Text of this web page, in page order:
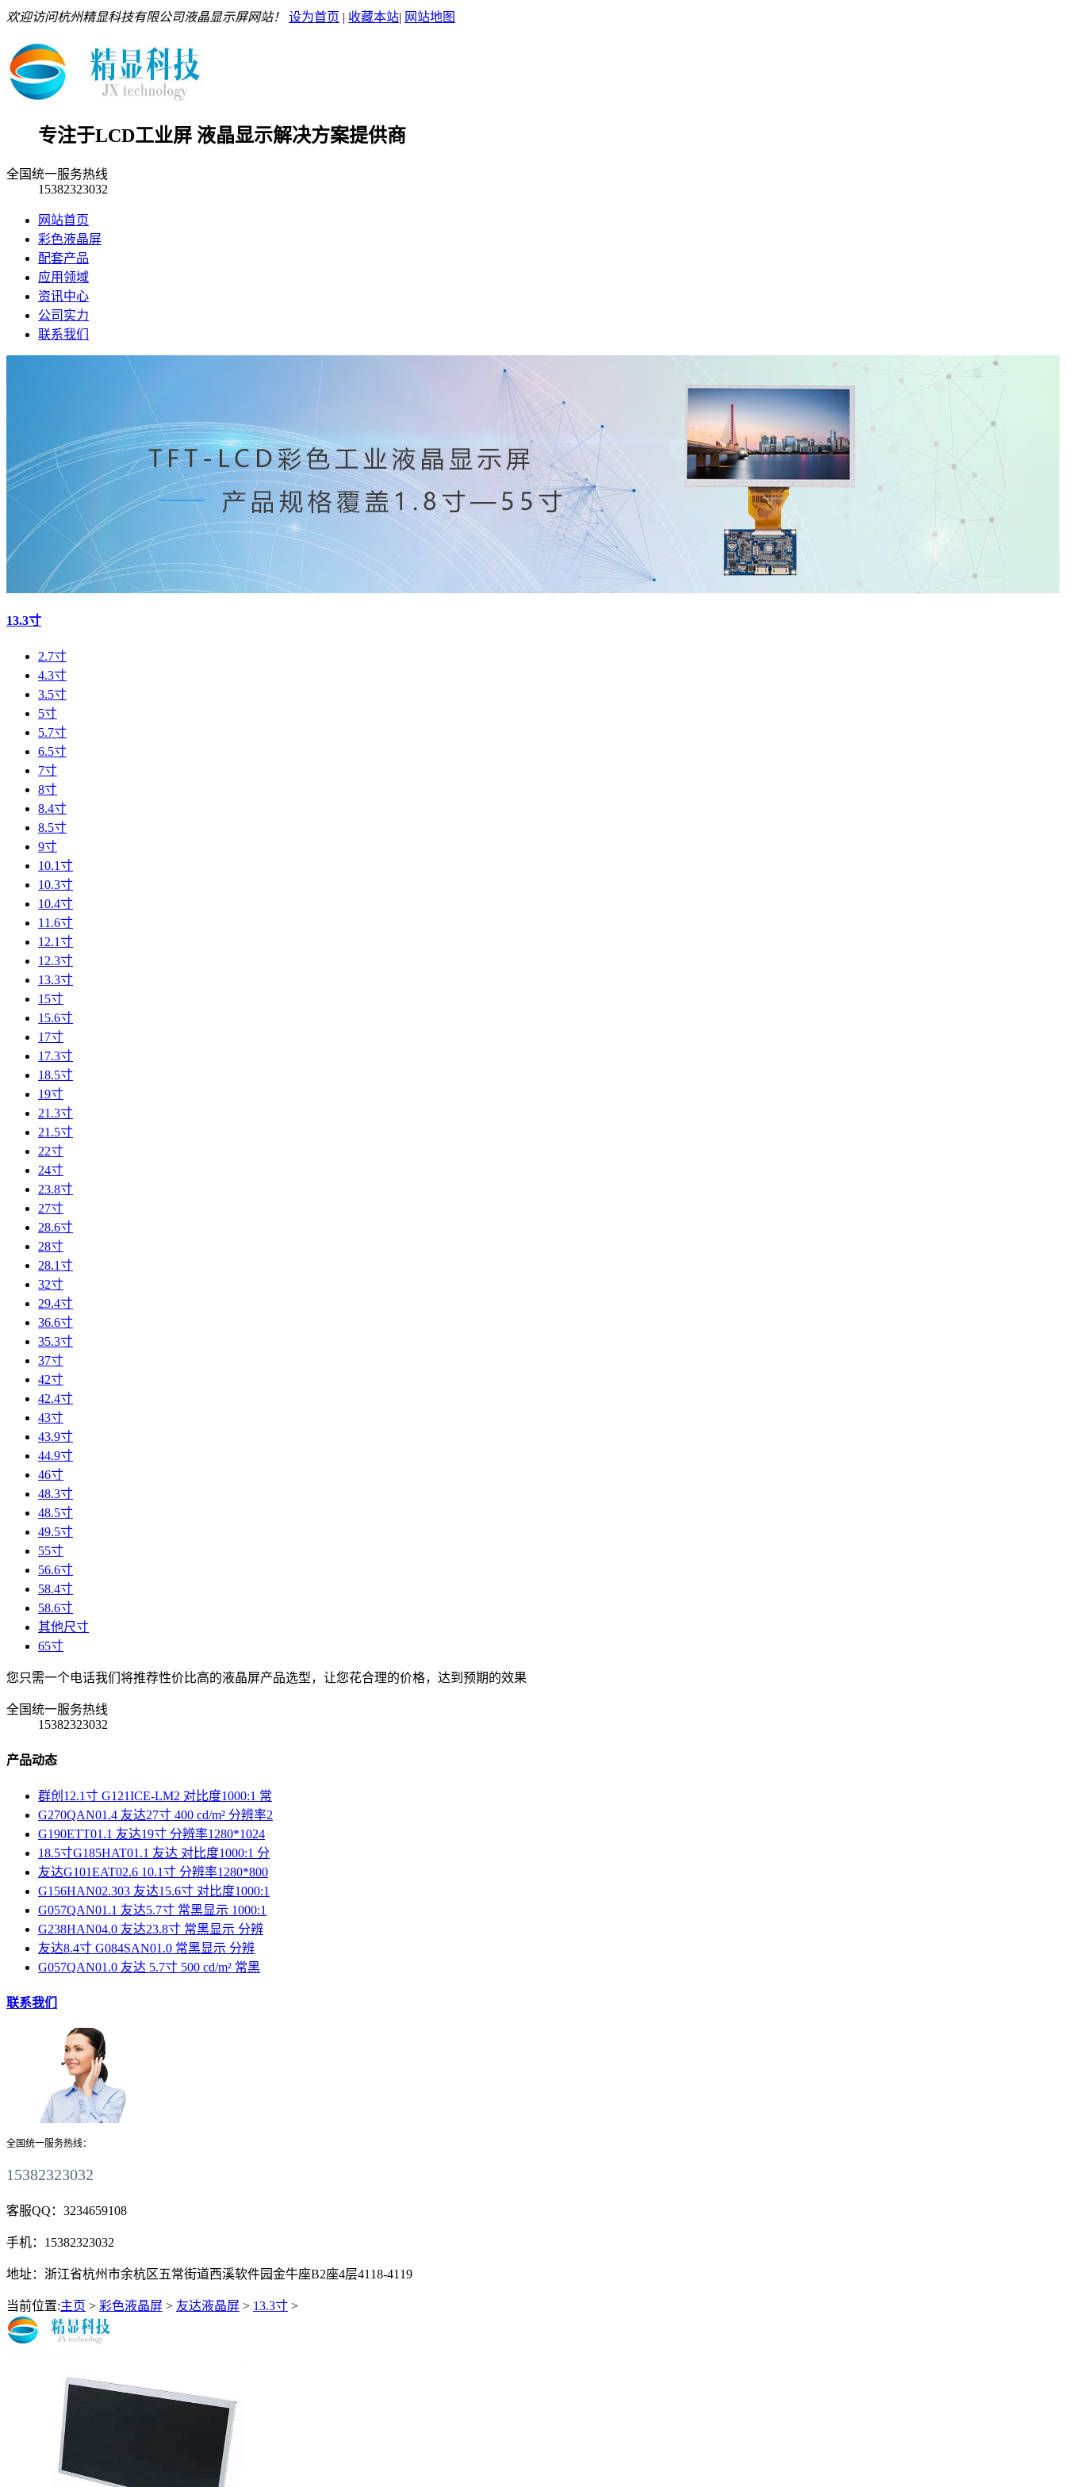
欢迎访问杭州精显科技有限公司液晶显示屏网站！ 设为首页 | 收藏本站| 网站地图
专注于LCD工业屏 液晶显示解决方案提供商
全国统一服务热线
15382323032
网站首页
彩色液晶屏
配套产品
应用领域
资讯中心
公司实力
联系我们
13.3寸
2.7寸
4.3寸
3.5寸
5寸
5.7寸
6.5寸
7寸
8寸
8.4寸
8.5寸
9寸
10.1寸
10.3寸
10.4寸
11.6寸
12.1寸
12.3寸
13.3寸
15寸
15.6寸
17寸
17.3寸
18.5寸
19寸
21.3寸
21.5寸
22寸
24寸
23.8寸
27寸
28.6寸
28寸
28.1寸
32寸
29.4寸
36.6寸
35.3寸
37寸
42寸
42.4寸
43寸
43.9寸
44.9寸
46寸
48.3寸
48.5寸
49.5寸
55寸
56.6寸
58.4寸
58.6寸
其他尺寸
65寸
您只需一个电话我们将推荐性价比高的液晶屏产品选型，让您花合理的价格，达到预期的效果
全国统一服务热线
15382323032
产品动态
群创12.1寸 G121ICE-LM2 对比度1000:1 常
G270QAN01.4 友达27寸 400 cd/m² 分辨率2
G190ETT01.1 友达19寸 分辨率1280*1024
18.5寸G185HAT01.1 友达 对比度1000:1 分
友达G101EAT02.6 10.1寸 分辨率1280*800
G156HAN02.303 友达15.6寸 对比度1000:1
G057QAN01.1 友达5.7寸 常黑显示 1000:1
G238HAN04.0 友达23.8寸 常黑显示 分辨
友达8.4寸 G084SAN01.0 常黑显示 分辨
G057QAN01.0 友达 5.7寸 500 cd/m² 常黑
联系我们
全国统一服务热线：
15382323032
客服QQ： 3234659108
手机： 15382323032
地址： 浙江省杭州市余杭区五常街道西溪软件园金牛座B2座4层4118-4119
当前位置:主页 > 彩色液晶屏 > 友达液晶屏 > 13.3寸 >